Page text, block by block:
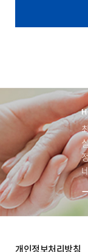
개인정보처리방침